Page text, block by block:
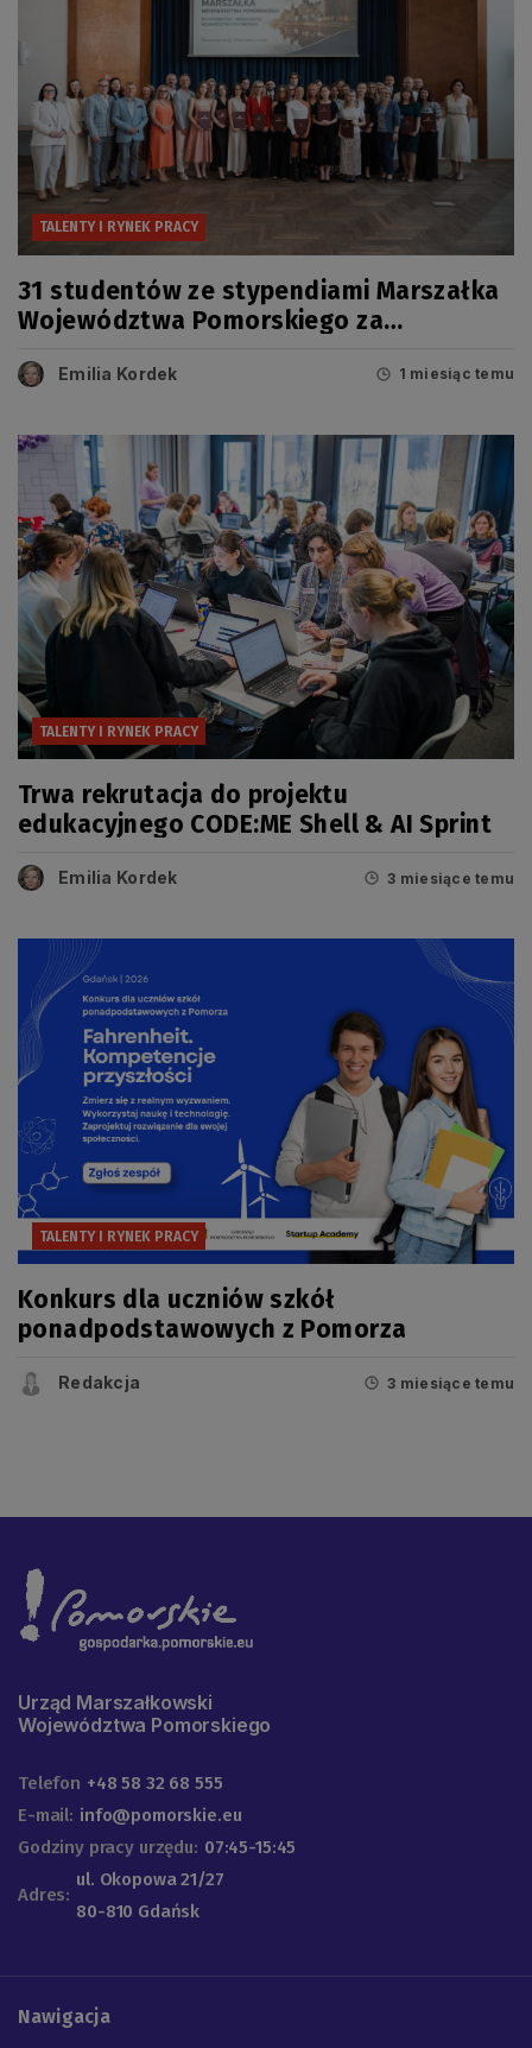
TALENTY I RYNEK PRACY
31 studentów ze stypendiami Marszałka
Województwa Pomorskiego za
Emilia Kordek 1 miesiąc temu
TALENTY I RYNEK PRACY
Trwa rekrutacja do projektu
edukacyjnego CODE:ME Shell & AI Sprint
Emilia Kordek 3 miesiące temu
TALENTY I RYNEK PRACY
Konkurs dla uczniów szkół
ponadpodstawowych z Pomorza
Redakcja 3 miesiące temu
Urząd Marszałkowski
Województwa Pomorskiego
Telefon +48 58 32 68 555
E-mail: info@pomorskie.eu
Godziny pracy urzędu: 07:45-15:45
Adres:
ul. Okopowa 21/27
80-810 Gdańsk
Nawigacja